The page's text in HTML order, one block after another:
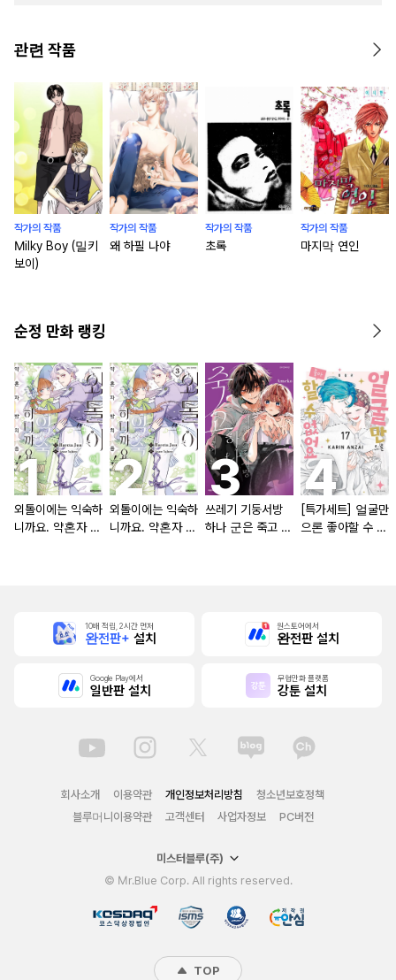
관련 작품
작가의 작품
Milky Boy (밀키
보이)
작가의 작품
왜 하필 나야
작가의 작품
초록
작가의 작품
마지막 연인
순정 만화 랭킹
외톨이에는 익숙하
니까요. 약혼자 방
외톨이에는 익숙하
니까요. 약혼자 방
쓰레기 기둥서방
하나 군은 죽고 싶
[특가세트] 얼굴만
으론 좋아할 수 없
10배 적립, 2시간 먼저
완전판+ 설치
원스토어에서
완전판 설치
Google Play에서
일반판 설치
무협만화 플랫폼
강툰 설치
회사소개 이용약관 개인정보처리방침
청소년보호정책
블루머니이용약관
고객센터 사업자정보 PC버전
미스터블루(주)
© Mr.Blue Corp. All rights reserved.
TOP